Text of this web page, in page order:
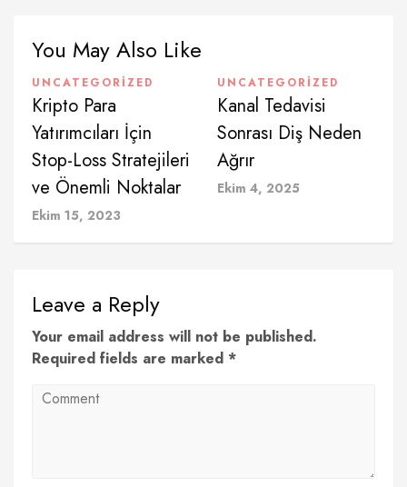
You May Also Like
UNCATEGORIZED
Kripto Para
Yatırımcıları İçin
Stop-Loss Stratejileri
ve Önemli Noktalar
Ekim 15, 2023
UNCATEGORIZED
Kanal Tedavisi
Sonrası Diş Neden
Ağrır
Ekim 4, 2025
Leave a Reply
Your email address will not be published.
Required fields are marked *